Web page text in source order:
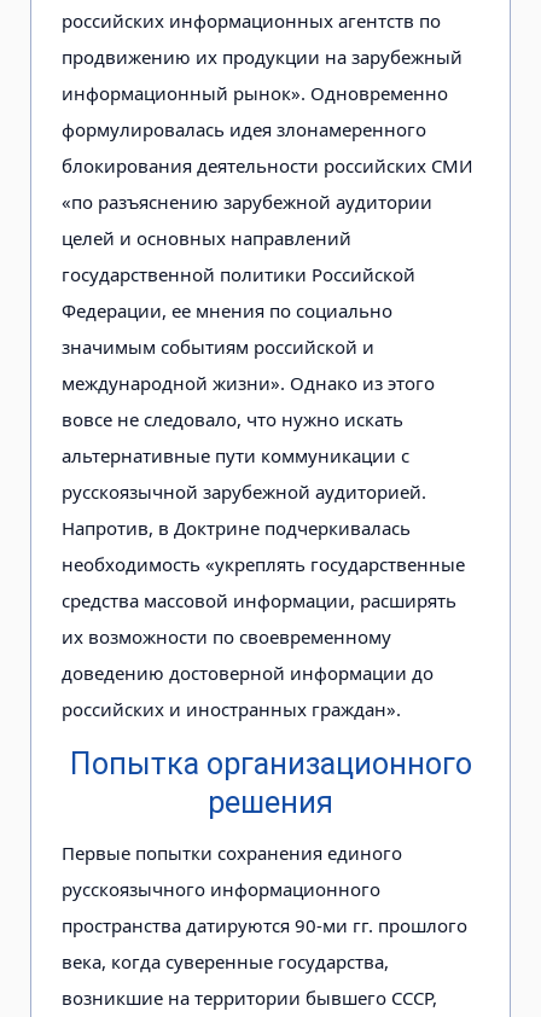
российских информационных агентств по
продвижению их продукции на зарубежный
информационный рынок». Одновременно
формулировалась идея злонамеренного
блокирования деятельности российских СМИ
«по разъяснению зарубежной аудитории
целей и основных направлений
государственной политики Российской
Федерации, ее мнения по социально
значимым событиям российской и
международной жизни». Однако из этого
вовсе не следовало, что нужно искать
альтернативные пути коммуникации с
русскоязычной зарубежной аудиторией.
Напротив, в Доктрине подчеркивалась
необходимость «укреплять государственные
средства массовой информации, расширять
их возможности по своевременному
доведению достоверной информации до
российских и иностранных граждан».
Попытка организационного
решения
Первые попытки сохранения единого
русскоязычного информационного
пространства датируются 90-ми гг. прошлого
века, когда суверенные государства,
возникшие на территории бывшего СССР,